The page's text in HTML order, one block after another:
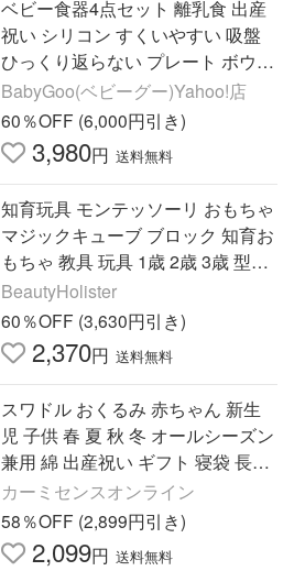
ベビー食器4点セット 離乳食 出産
祝い シリコン すくいやすい 吸盤
ひっくり返らない プレート ボウル
カトラリー スタイ ランチョンマッ
ト BabyGoo
BabyGoo(ベビーグー)Yahoo!店
60％OFF (6,000円引き)
3,980円 送料無料
知育玩具 モンテッソーリ おもちゃ
マジックキューブ ブロック 知育お
もちゃ 教具 玩具 1歳 2歳 3歳 型は
め 出産祝い ギフト
BeautyHolister
60％OFF (3,630円引き)
2,370円 送料無料
スワドル おくるみ 赤ちゃん 新生
児 子供 春 夏 秋 冬 オールシーズン
兼用 綿 出産祝い ギフト 寝袋 長袖
着る毛布 ガーゼ モロー反射 スワ
ドルメリー くま
カーミセンスオンライン
58％OFF (2,899円引き)
2,099円 送料無料